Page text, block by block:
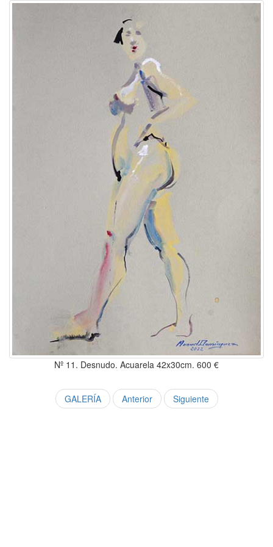
Nº 11. Desnudo. Acuarela 42x30cm. 600 €
GALERÍA Anterior Siguiente